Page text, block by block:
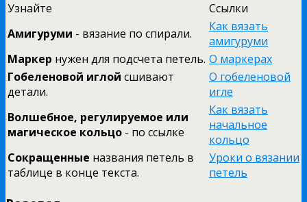
Узнайте
Ссылки
Амигуруми - вязание по спирали.
Как вязать
амигуруми
Маркер нужен для подсчета петель. О маркерах
Гобеленовой иглой сшивают
детали.
О гобеленовой
игле
Волшебное, регулируемое или
магическое кольцо - по ссылке
Как вязать
начальное
кольцо
Сокращенные названия петель в
таблице в конце текста.
Уроки о вязании
петель